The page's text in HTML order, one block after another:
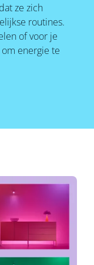
ze zich
routines.
of voor je
energie te